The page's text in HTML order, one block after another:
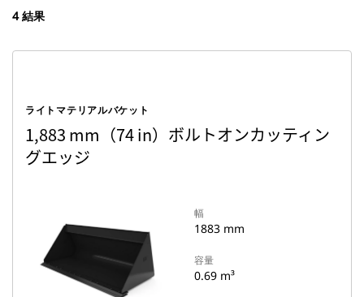
4 結果
ライトマテリアルバケット
1,883 mm（74 in）ボルトオンカッティン
グエッジ
幅
1883 mm
容量
0.69 m³